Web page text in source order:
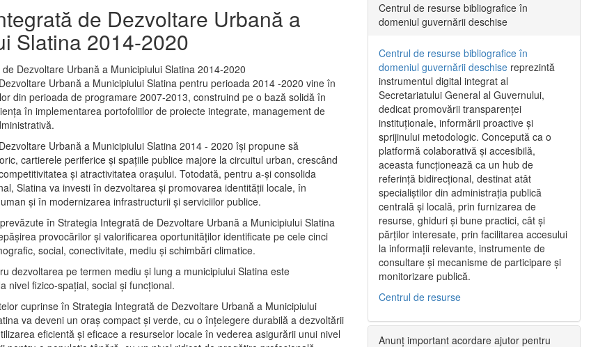
de Dezvoltare Urbană a
Slatina 2014-2020
Urbană a Municipiului Slatina pentru perioada 2014 -2020 vine în
din perioada de programare 2007-2013, construind pe o bază solidă în
în implementarea portofoliilor de proiecte integrate, management de
Urbană a Municipiului Slatina 2014 - 2020 își propune să
cartierele periferice şi spaţiile publice majore la circuitul urban, crescând
şi atractivitatea oraşului. Totodată, pentru a-şi consolida
Slatina va investi în dezvoltarea şi promovarea identităţii locale, în
şi în modernizarea infrastructurii şi serviciilor publice.
în Strategia Integrată de Dezvoltare Urbană a Municipiului Slatina
provocărilor şi valorificarea oportunităţilor identificate pe cele cinci
social, conectivitate, mediu şi schimbări climatice.
dezvoltarea pe termen mediu şi lung a municipiului Slatina este
nivel fizico-spaţial, social şi funcţional.
cuprinse în Strategia Integrată de Dezvoltare Urbană a Municipiului
va deveni un oraş compact şi verde, cu o înţelegere durabilă a dezvoltării
eficientă şi eficace a resurselor locale în vederea asigurării unui nivel
Centrul de resurse bibliografice în
domeniul guvernării deschise
Centrul de resurse bibliografice în
domeniul guvernării deschise reprezintă
instrumentul digital integrat al
Secretariatului General al Guvernului,
dedicat promovării transparenței
instituționale, informării proactive și
sprijinului metodologic. Concepută ca o
platformă colaborativă și accesibilă,
aceasta funcționează ca un hub de
referință bidirecțional, destinat atât
specialiștilor din administrația publică
centrală și locală, prin furnizarea de
resurse, ghiduri și bune practici, cât și
părților interesate, prin facilitarea accesului
la informații relevante, instrumente de
consultare și mecanisme de participare și
monitorizare publică.
Centrul de resurse
Anunț important acordare ajutor pentru